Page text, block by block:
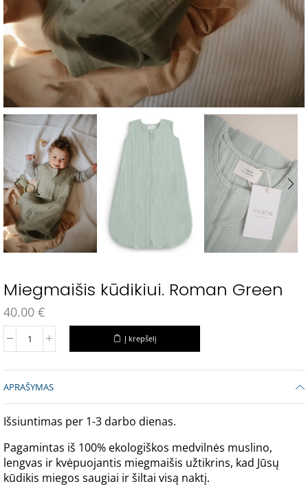
Miegmaišis kūdikiui. Roman Green
40.00 €
Į krepšelį
APRAŠYMAS
Išsiuntimas per 1-3 darbo dienas.
Pagamintas iš 100% ekologiškos medvilnės muslino,
lengvas ir kvėpuojantis miegmaišis užtikrins, kad Jūsų
kūdikis miegos saugiai ir šiltai visą naktį.